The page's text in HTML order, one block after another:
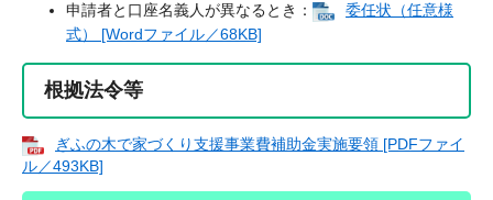
申請者と口座名義人が異なるとき：
委任状（任意様
式） [Wordファイル／68KB]
根拠法令等
ぎふの木で家づくり支援事業費補助金実施要領 [PDFファイ
ル／493KB]